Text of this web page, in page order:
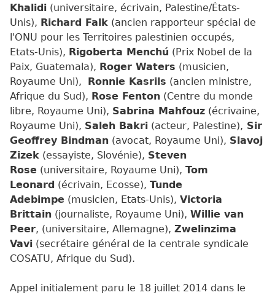
Khalidi (universitaire, écrivain, Palestine/États-
Unis), Richard Falk (ancien rapporteur spécial de
l'ONU pour les Territoires palestinien occupés,
Etats-Unis), Rigoberta Menchú (Prix Nobel de la
Paix, Guatemala), Roger Waters (musicien,
Royaume Uni),
Ronnie Kasrils (ancien ministre,
Afrique du Sud), Rose Fenton (Centre du monde
libre, Royaume Uni), Sabrina Mahfouz (écrivaine,
Royaume Uni), Saleh Bakri (acteur, Palestine), Sir
Geoffrey Bindman (avocat, Royaume Uni), Slavoj
Zizek (essayiste, Slovénie), Steven
Rose (universitaire, Royaume Uni), Tom
Leonard (écrivain, Ecosse), Tunde
Adebimpe (musicien, Etats-Unis), Victoria
Brittain (journaliste, Royaume Uni), Willie van
Peer, (universitaire, Allemagne), Zwelinzima
Vavi (secrétaire général de la centrale syndicale
COSATU, Afrique du Sud).
Appel initialement paru le 18 juillet 2014 dans le